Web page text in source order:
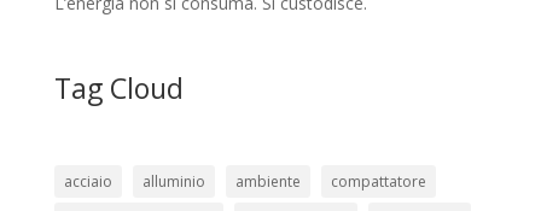
Tag Cloud
acciaio alluminio ambiente
compattatore